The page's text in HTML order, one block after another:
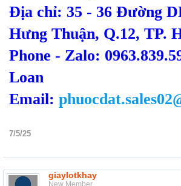
Địa chỉ: 35 - 36 Đường
Hưng Thuận, Q.12, TP.
Phone - Zalo:
Loan
Email:
7/5/25
giaylotkhay
New Member